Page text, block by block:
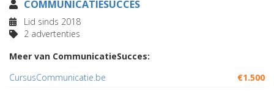
COMMUNICATIESUCCES
Lid sinds 2018
2 advertenties
Meer van CommunicatieSucces:
CursusCommunicatie.be
€1.500